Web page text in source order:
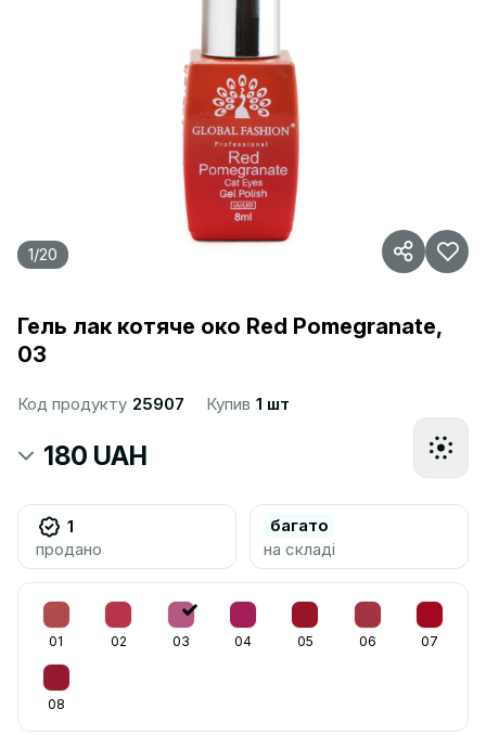
1/20
Гель лак котяче око Red Pomegranate,
03
Код продукту 25907 Купив 1 шт
180 UAH
1
продано
багато
на складі
01 02 03 04 05 06 07
08